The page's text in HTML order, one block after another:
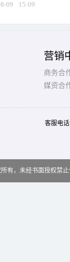
09 15:09
营销
商务合
媒资合
客服电
所有，未经书面授权